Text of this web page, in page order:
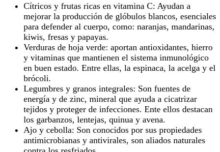
Cítricos y frutas ricas en vitamina C: Ayudan a
mejorar la producción de glóbulos blancos, esenciales
para defender al cuerpo, como: naranjas, mandarinas,
kiwis, fresas y papayas.
Verduras de hoja verde: aportan antioxidantes, hierro
y vitaminas que mantienen el sistema inmunológico
en buen estado. Entre ellas, la espinaca, la acelga y el
brócoli.
Legumbres y granos integrales: Son fuentes de
energía y de zinc, mineral que ayuda a cicatrizar
tejidos y proteger de infecciones. Ente ellos destacan
los garbanzos, lentejas, quinua y avena.
Ajo y cebolla: Son conocidos por sus propiedades
antimicrobianas y antivirales, son aliados naturales